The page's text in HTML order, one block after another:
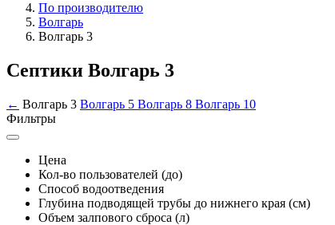
По производителю
Волгарь
Волгарь 3
Септики Волгарь 3
← Волгарь 3 Волгарь 5 Волгарь 8 Волгарь 10
Фильтры
Цена
Кол-во пользователей (до)
Способ водоотведения
Глубина подводящей трубы до нижнего края (см)
Объем залпового сброса (л)